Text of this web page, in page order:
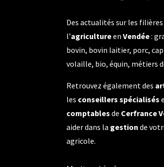
Des actualités sur les filières
l’agricultureenVendée:
bovin, bovin laitier, porc,
volaille, bio, équin, métiers
Retrouvez également des
les conseillers spécialisés
comptables de Cerfrance
aider dans la gestion de
agricole.